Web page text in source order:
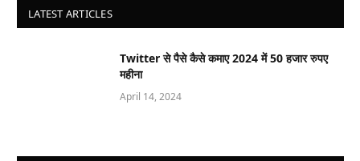
LATEST ARTICLES
Twitter से पैसे कैसे कमाए 2024 में 50 हजार रुपए
महीना
April 14, 2024